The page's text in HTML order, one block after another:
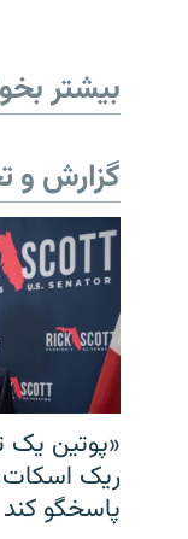
بیشتر
گزارش و
«پوتین یک
ریک اسکات:
پاسخگو کند